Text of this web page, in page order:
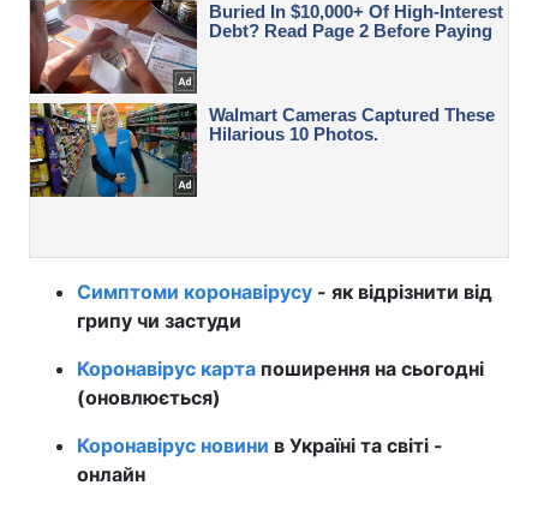
Симптоми коронавірусу - як відрізнити від
грипу чи застуди
Коронавірус карта поширення на сьогодні
(оновлюється)
Коронавірус новини в Україні та світі -
онлайн